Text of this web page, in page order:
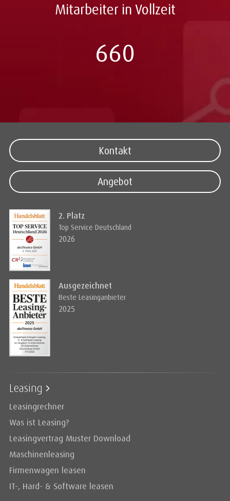
Mitarbeiter in Vollzeit
660
Kontakt
Angebot
2. Platz
Top Service Deutschland
2026
Ausgezeichnet
Beste Leasinganbieter
2025
Leasing
Leasingrechner
Was ist Leasing?
Leasingvertrag Muster Download
Maschinenleasing
Firmenwagen leasen
IT-, Hard- & Software leasen